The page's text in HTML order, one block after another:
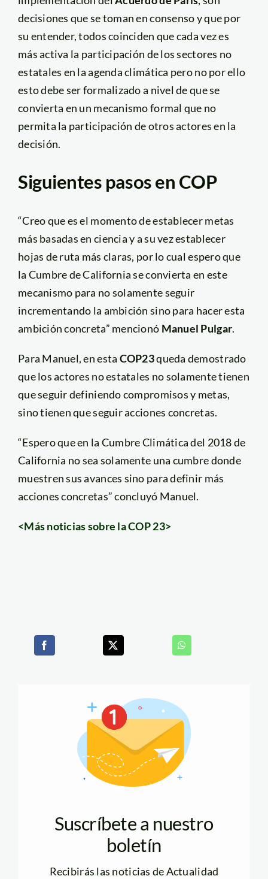
decisiones que se toman en consenso y que por
su entender, todos coinciden que cada vez es
más activa la participación de los sectores no
estatales en la agenda climática pero no por ello
esto debe ser formalizado a nivel de que se
convierta en un mecanismo formal que no
permita la participación de otros actores en la
decisión.
Siguientes pasos en COP
“Creo que es el momento de establecer metas
más basadas en ciencia y a su vez establecer
hojas de ruta más claras, por lo cual espero que
la Cumbre de California se convierta en este
mecanismo para no solamente seguir
incrementando la ambición sino para hacer esta
ambición concreta” mencionó Manuel Pulgar.
Para Manuel, en esta COP23queda demostrado
que los actores no estatales no solamente tienen
que seguir definiendo compromisos y metas,
sino tienen que seguir acciones concretas.
“Espero que en la Cumbre Climática del 2018 de
California no sea solamente una cumbre donde
muestren sus avances sino para definir más
acciones concretas” concluyó Manuel.
<Más noticias sobre la COP 23>
Suscríbete a nuestro
boletín
Recibirás las noticias de Actualidad